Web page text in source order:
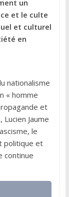
un
et le culte
et culturel
en
nationalisme
« homme
et
Jaume
le
politique et
continue